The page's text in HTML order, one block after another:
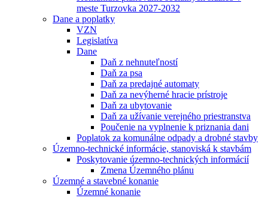
meste Turzovka 2027-2032
Dane a poplatky
VZN
Legislatíva
Dane
Daň z nehnuteľností
Daň za psa
Daň za predajné automaty
Daň za nevýherné hracie prístroje
Daň za ubytovanie
Daň za užívanie verejného priestranstva
Poučenie na vyplnenie k priznania dani
Poplatok za komunálne odpady a drobné stavby
Územno-technické informácie, stanoviská k stavbám
Poskytovanie územno-technických informácií
Zmena Územného plánu
Územné a stavebné konanie
Územné konanie